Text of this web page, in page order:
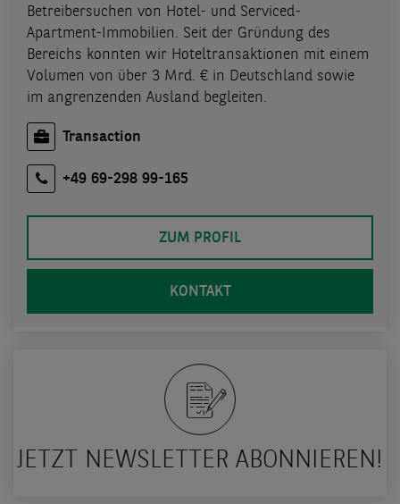
Betreibersuchen von Hotel- und Serviced-
Apartment-Immobilien. Seit der Gründung des
Bereichs konnten wir Hoteltransaktionen mit einem
Volumen von über 3 Mrd. € in Deutschland sowie
im angrenzenden Ausland begleiten.
Transaction
+49 69-298 99-165
ZUM PROFIL
KONTAKT
JETZT NEWSLETTER ABONNIEREN!